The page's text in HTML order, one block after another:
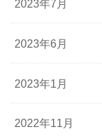
2023年7月
2023年6月
2023年1月
2022年11月